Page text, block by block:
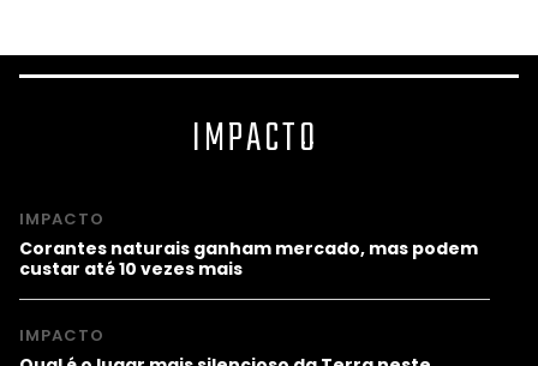
IMPACTO
IMPACTO
Corantes naturais ganham mercado, mas podem
custar até 10 vezes mais
IMPACTO